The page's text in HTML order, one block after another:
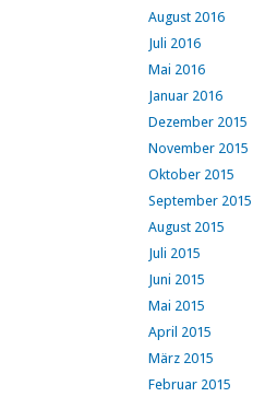
August 2016
Juli 2016
Mai 2016
Januar 2016
Dezember 2015
November 2015
Oktober 2015
September 2015
August 2015
Juli 2015
Juni 2015
Mai 2015
April 2015
März 2015
Februar 2015